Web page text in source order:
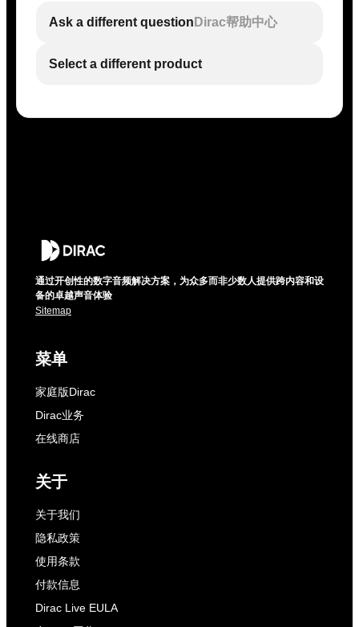
Ask a different question Dirac帮助中心
Select a different product
通过开创性的数字音频解决方案，为众多而非少数人提供跨内容和设
备的卓越声音体验
Sitemap
菜单
家庭版Dirac
Dirac业务
在线商店
关于
关于我们
隐私政策
使用条款
付款信息
Dirac Live EULA